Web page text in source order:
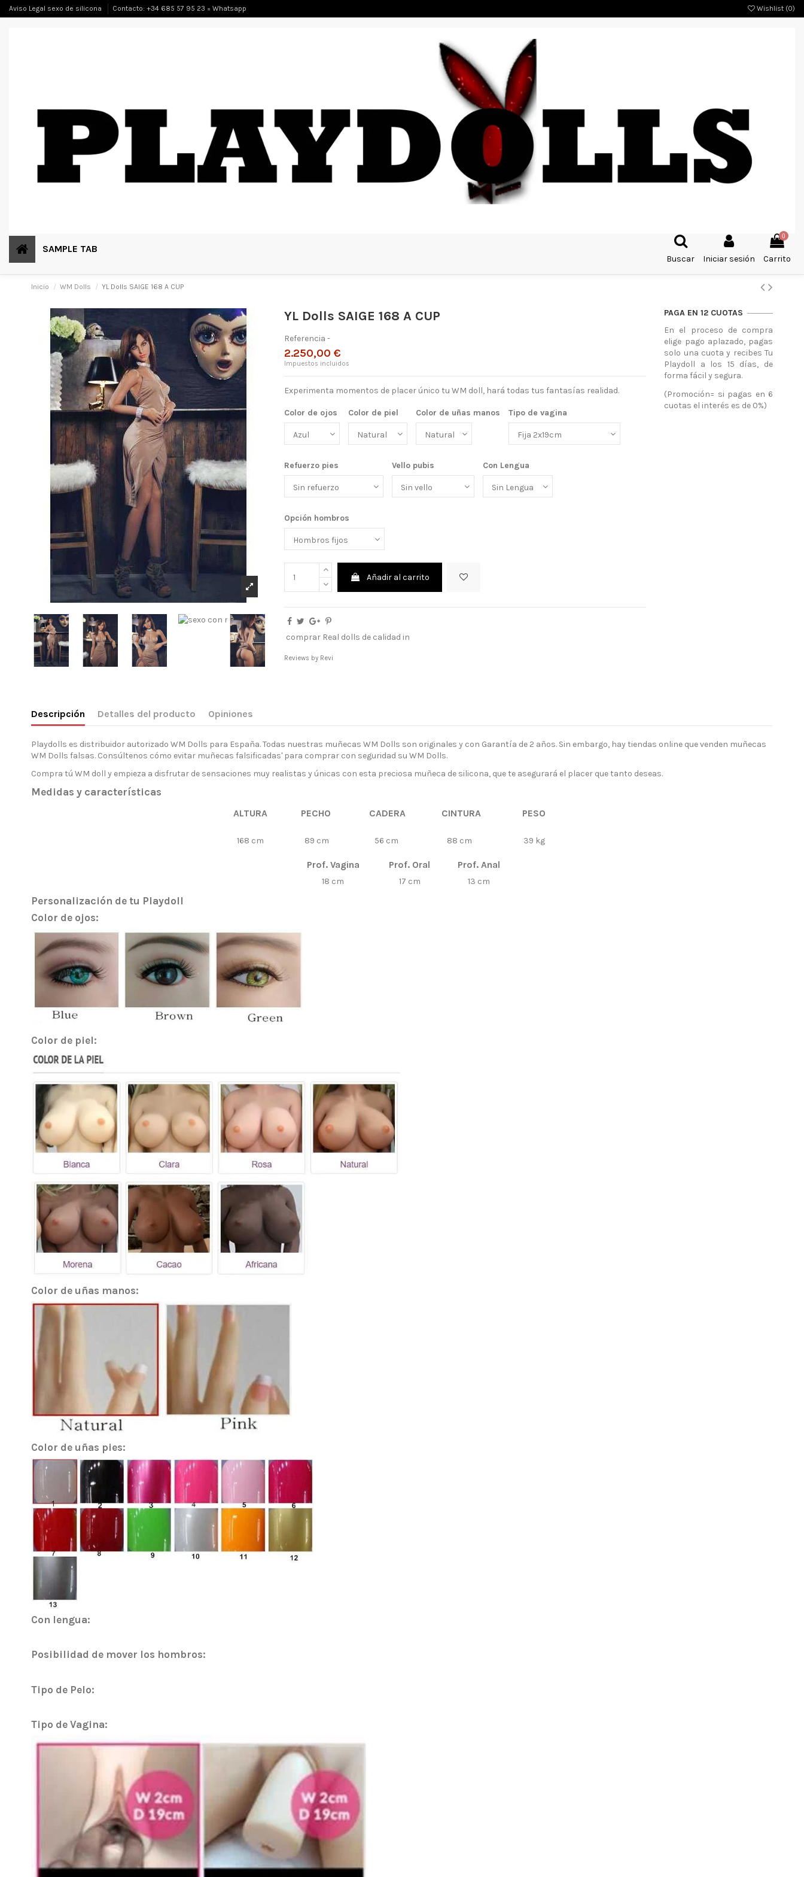
Aviso Legal sexo de silicona Contacto: +34 685 57 95 23 = Whatsapp Wishlist (0)
SAMPLE TAB
Buscar Iniciar sesión
0
Carrito
Inicio WM Dolls YL Dolls SAIGE 168 A CUP
YL Dolls SAIGE 168 A CUP
Referencia -
2.250,00 €
Impuestos incluidos
Experimenta momentos de placer único tu WM doll, hará todas tus fantasías realidad.
Color de ojos Color de piel Color de uñas manos Tipo de vagina
Refuerzo pies Vello pubis Con Lengua
Opción hombros
Añadir al carrito
comprar Real dolls de calidad in
Reviews by Revi
PAGA EN 12 CUOTAS
En el proceso de compra
elige pago aplazado, pagas
solo una cuota y recibes Tu
Playdoll a los 15 días, de
forma fácil y segura.
(Promoción= si pagas en 6
cuotas el interés es de 0%)
Descripción Detalles del producto Opiniones
Playdolls es distribuidor autorizado WM Dolls para España. Todas nuestras muñecas WM Dolls son originales y con Garantía de 2 años. Sin embargo, hay tiendas online que venden muñecas
WM Dolls falsas. Consúltenos cómo evitar muñecas falsificadas' para comprar con seguridad su WM Dolls.
Compra tú WM doll y empieza a disfrutar de sensaciones muy realistas y únicas con esta preciosa muñeca de silicona, que te asegurará el placer que tanto deseas.
Medidas y características
ALTURA PECHO CADERA CINTURA PESO
168 cm 89 cm 56 cm 88 cm 39 kg
Prof. Vagina Prof. Oral Prof. Anal
18 cm 17 cm 13 cm
Personalización de tu Playdoll
Color de ojos:
Color de piel:
Color de uñas manos:
Color de uñas pies:
Con lengua:
Posibilidad de mover los hombros:
Tipo de Pelo:
Tipo de Vagina: